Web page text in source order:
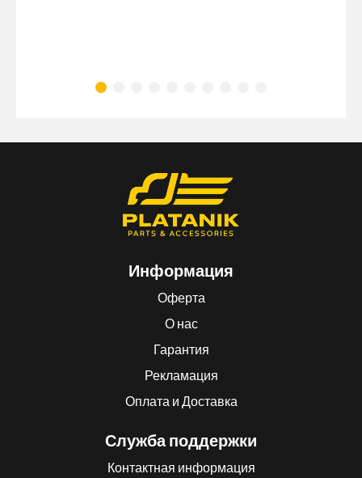
Информация
Оферта
О нас
Гарантия
Рекламация
Оплата и Доставка
Служба поддержки
Контактная информация